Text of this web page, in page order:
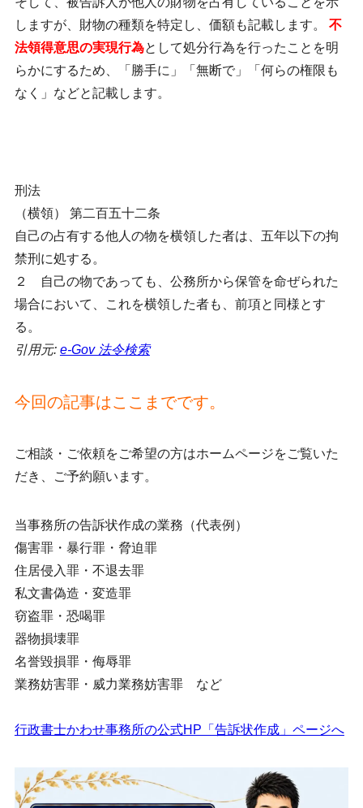
しますが、財物の種類を特定し、価額も記載します。 不
法領得意思の実現行為として処分行為を行ったことを明
らかにするため、「勝手に」「無断で」「何らの権限も
なく」などと記載します。
刑法
（横領） 第二百五十二条
自己の占有する他人の物を横領した者は、五年以下の拘
禁刑に処する。
２ 自己の物であっても、公務所から保管を命ぜられた
場合において、これを横領した者も、前項と同様とす
る。
引用元: e-Gov 法令検索
今回の記事はここまでです。
ご相談・ご依頼をご希望の方はホームページをご覧いた
だき、ご予約願います。
当事務所の告訴状作成の業務（代表例）
傷害罪・暴行罪・脅迫罪
住居侵入罪・不退去罪
私文書偽造・変造罪
窃盗罪・恐喝罪
器物損壊罪
名誉毀損罪・侮辱罪
業務妨害罪・威力業務妨害罪 など
行政書士かわせ事務所の公式HP「告訴状作成」ページへ